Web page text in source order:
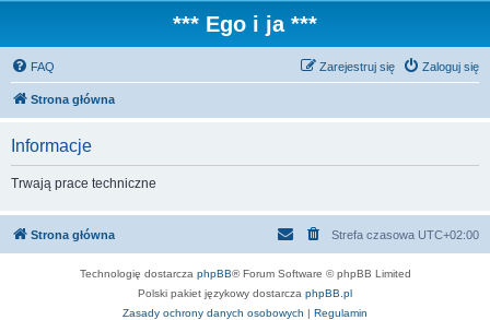
*** Ego i ja ***
FAQ Zaloguj się
Zarejestruj się
Strona główna
Informacje
Trwają prace techniczne
Strona główna Strefa czasowa UTC+02:00
Technologię dostarcza phpBB® Forum Software © phpBB Limited
Polski pakiet językowy dostarcza phpBB.pl
Zasady ochrony danych osobowych | Regulamin